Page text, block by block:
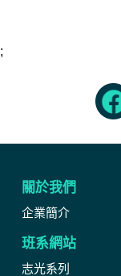
;
關於我們
企業簡介
班系網站
志光系列